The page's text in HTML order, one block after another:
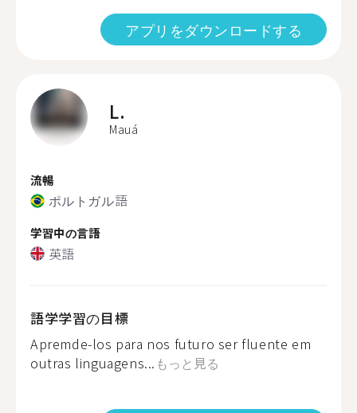
アプリをダウンロードする
L.
Mauá
流暢
ポルトガル語
学習中の言語
英語
語学学習の目標
Apremde-los para nos futuro ser fluente em
outras linguagens... もっと見る